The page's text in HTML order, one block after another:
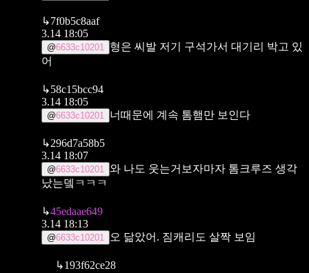
↳7f0b5c8aaf
3.14 18:05
@6633c10201
형은 씨발 저기 구석가서 대기리 박고 있
어
↳58c15bcc94
3.14 18:05
@6633c10201 너때문에 계속 톰햄만 보인다
↳296d7a58b5
3.14 18:07
@6633c10201
와 나도 웃는거보자마자 톰크루즈 생각
났는뎈ㅋㅋㅋ
↳45edaae649
3.14 18:13
@6633c10201 오 닮았어. 짐캐리도 살짝 보임
↳193f62ce28